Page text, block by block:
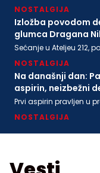
Matice srpske
NOSTALGIJA
Izložba povodom
glumca Dragana
Sećanje u Ateljeu 212,
NOSTALGIJA
Na današnji dan:
aspirin, neizbežni
Prvi aspirin pravljen u
NOSTALGIJA